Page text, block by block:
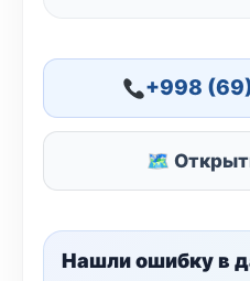
+998
🗺
Нашли ошибку в